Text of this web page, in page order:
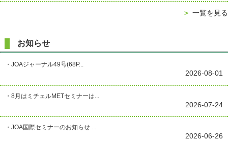
＞ 一覧を見る
お知らせ
・JOAジャーナル49号(68P...
2026-08-01
・8月はミチェルMETセミナーは...
2026-07-24
・JOA国際セミナーのお知らせ ...
2026-06-26